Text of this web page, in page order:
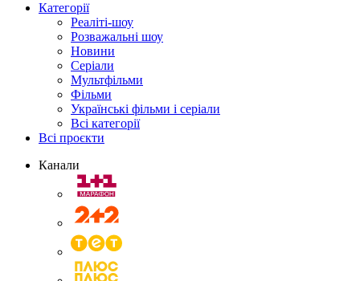
Категорії
Реаліті-шоу
Розважальні шоу
Новини
Серіали
Мультфільми
Фільми
Українські фільми і серіали
Всі категорії
Всі проєкти
Канали